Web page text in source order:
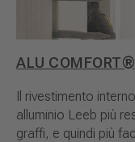
ALU COMFORT®
Il rivestimento
alluminio Leeb più
graffi, e quindi più